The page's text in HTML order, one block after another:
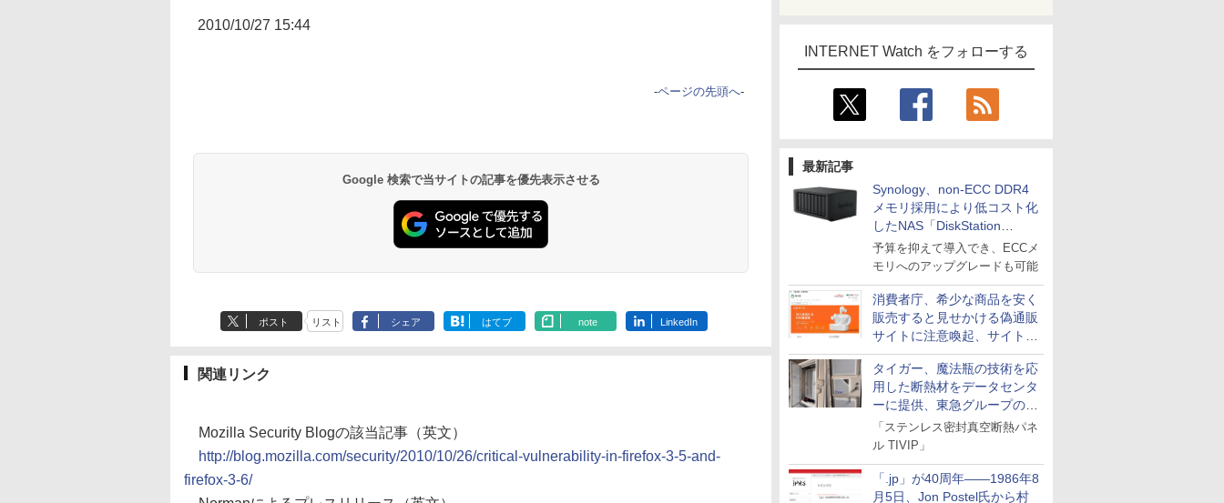
INTERNET Watch をフォローする
最新記事
Synology、non-ECC DDR4
メモリ採用により低コスト化
したNAS「DiskStation
neo+」シリーズ
予算を抑えて導入でき、ECCメ
モリへのアップグレードも可能
消費者庁、希少な商品を安く
販売すると見せかける偽通販
サイトに注意喚起、サイト名
とドメイン名を公表
タイガー、魔法瓶の技術を応
用した断熱材をデータセンタ
ーに提供、東急グループの実
証実験で
「ステンレス密封真空断熱パネ
ル TIVIP」
「.jp」が40周年――1986年8
月5日、Jon Postel氏から村
2010/10/27 15:44
-ページの先頭へ-
Google 検索で当サイトの記事を優先表示させる
ポスト リスト シェア はてブ note LinkedIn
関連リンク
Mozilla Security Blogの該当記事（英文）
http://blog.mozilla.com/security/2010/10/26/critical-vulnerability-in-firefox-3-5-and-
firefox-3-6/